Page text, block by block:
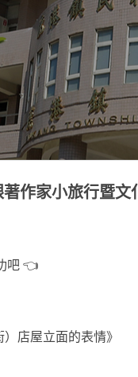
作家小旅行暨文
吧 👈
店屋立面的表情》